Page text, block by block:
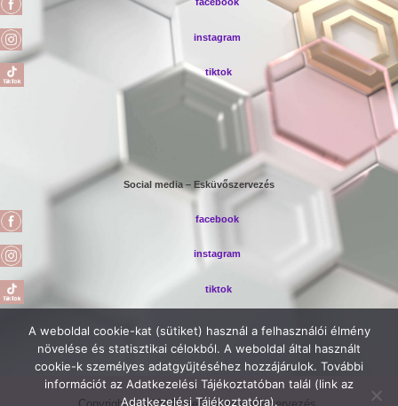
facebook
instagram
tiktok
Social media – Esküvőszervezés
facebook
instagram
tiktok
A weboldal cookie-kat (sütiket) használ a felhasználói élmény
növelése és statisztikai célokból. A weboldal által használt
cookie-k személyes adatgyűjtéséhez hozzájárulok. További
információt az Adatkezelési Tájékoztatóban talál (link az
Adatkezelési Tájékoztatóra).